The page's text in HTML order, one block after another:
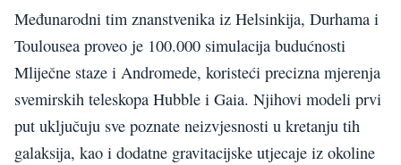
Međunarodni tim znanstvenika iz Helsinkija, Durhama i
Toulousea proveo je 100.000 simulacija budućnosti
Mliječne staze i Andromede, koristeći precizna mjerenja
svemirskih teleskopa Hubble i Gaia. Njihovi modeli prvi
put uključuju sve poznate neizvjesnosti u kretanju tih
galaksija, kao i dodatne gravitacijske utjecaje iz okoline